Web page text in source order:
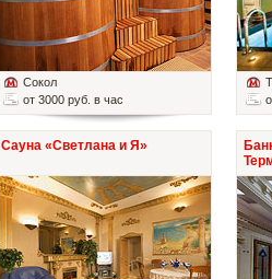
Сокол
от 3000 руб. в час
Сауна «Светлана и Я»